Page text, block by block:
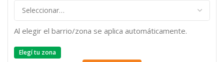
Al elegir el barrio/zona se aplica automáticamente.
Elegí tu zona